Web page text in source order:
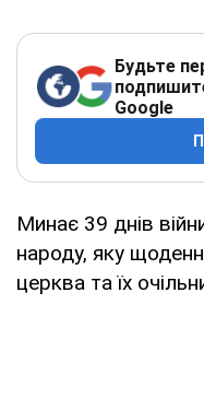
Будьте
Google
Минає 39 днів
народу, яку
церква та їх